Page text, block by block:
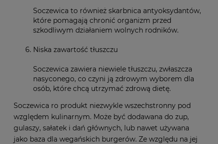
Soczewica to również skarbnica antyoksydantów,
które pomagają chronić organizm przed
szkodliwym działaniem wolnych rodników.
Niska zawartość tłuszczu
Soczewica zawiera niewiele tłuszczu, zwłaszcza
nasyconego, co czyni ją zdrowym wyborem dla
osób, które chcą utrzymać zdrową dietę.
Soczewica ro produkt niezwykle wszechstronny pod
względem kulinarnym. Może być dodawana do zup,
gulaszy, sałatek i dań głównych, lub nawet używana
jako baza dla wegańskich burgerów. Ze względu na jej